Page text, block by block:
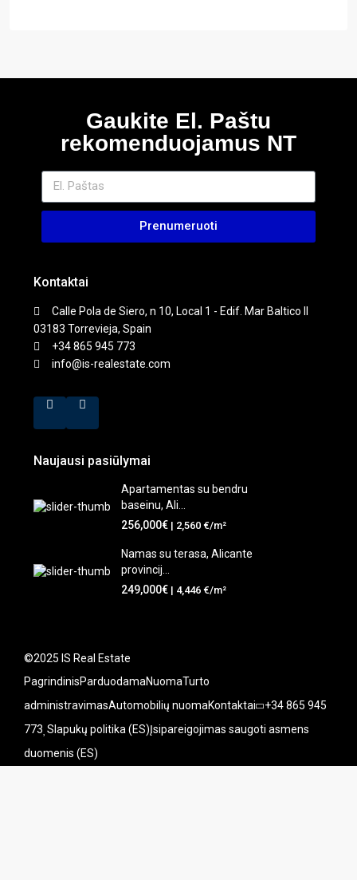
Gaukite El. Paštu
rekomenduojamus NT
Prenumeruoti
Kontaktai
Calle Pola de Siero, n 10, Local 1 - Edif. Mar Baltico II
03183 Torrevieja, Spain
+34 865 945 773
info@is-realestate.com
Naujausi pasiūlymai
Apartamentas su bendru
baseinu, Ali...
256,000€ | 2,560 €/m²
Namas su terasa, Alicante
provincij...
249,000€ | 4,446 €/m²
©2025 IS Real Estate
PagrindinisParduodamaNuomaTurto
administravimasAutomobilių nuomaKontaktai +34 865 945
773 Slapukų politika (ES)Įsipareigojimas saugoti asmens
duomenis (ES)